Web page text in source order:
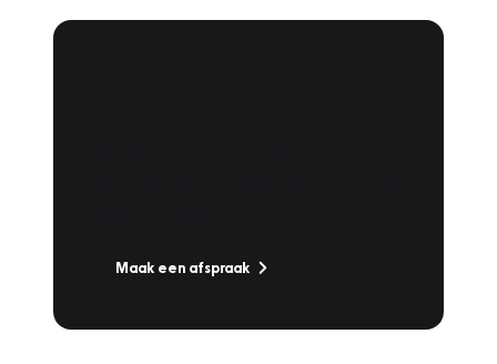
Maak een afspraak